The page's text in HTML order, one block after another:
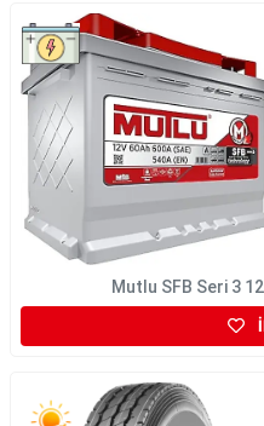
Mutlu SFB Seri 3